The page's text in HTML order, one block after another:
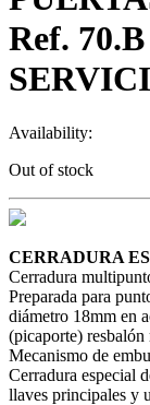
Ref.
Availability:
Out of stock
CERRADURA
Cerradura
Preparada para
diámetro 18mm en
(picaporte) resbalón
Mecanismo de
Cerradura especial
llaves principales y